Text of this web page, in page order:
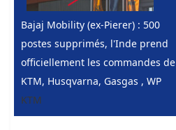
Bajaj Mobility (ex-Pierer) : 500
postes supprimés, l'Inde prend
officiellement les commandes de
KTM, Husqvarna, Gasgas , WP
KTM